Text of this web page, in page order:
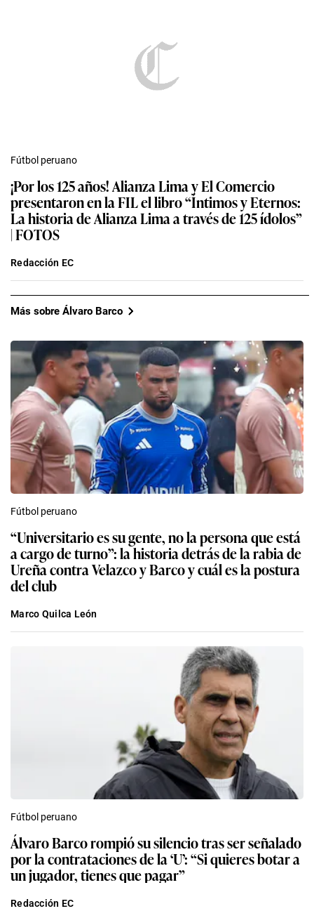
Fútbol peruano
¡Por los 125 años! Alianza Lima y El Comercio
presentaron en la FIL el libro “Íntimos y Eternos:
La historia de Alianza Lima a través de 125 ídolos”
| FOTOS
Redacción EC
Más sobre Álvaro Barco
Fútbol peruano
“Universitario es su gente, no la persona que está
a cargo de turno”: la historia detrás de la rabia de
Ureña contra Velazco y Barco y cuál es la postura
del club
Marco Quilca León
Fútbol peruano
Álvaro Barco rompió su silencio tras ser señalado
por la contrataciones de la ‘U’: “Si quieres botar a
un jugador, tienes que pagar”
Redacción EC